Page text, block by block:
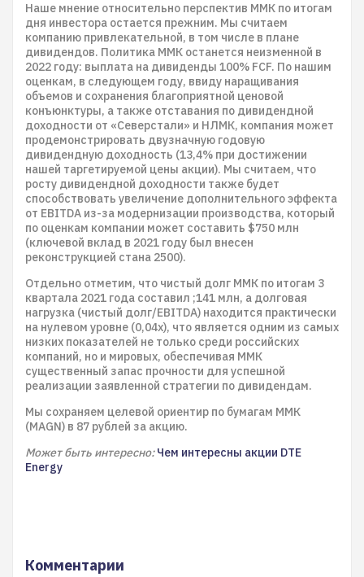
Наше мнение относительно перспектив ММК по итогам
дня инвестора остается прежним. Мы считаем
компанию привлекательной, в том числе в плане
дивидендов. Политика ММК останется неизменной в
2022 году: выплата на дивиденды 100% FCF. По нашим
оценкам, в следующем году, ввиду наращивания
объемов и сохранения благоприятной ценовой
конъюнктуры, а также отставания по дивидендной
доходности от «Северстали» и НЛМК, компания может
продемонстрировать двузначную годовую
дивидендную доходность (13,4% при достижении
нашей таргетируемой цены акции). Мы считаем, что
росту дивидендной доходности также будет
способствовать увеличение дополнительного эффекта
от EBITDA из-за модернизации производства, который
по оценкам компании может составить $750 млн
(ключевой вклад в 2021 году был внесен
реконструкцией стана 2500).
Отдельно отметим, что чистый долг ММК по итогам 3
квартала 2021 года составил ;141 млн, а долговая
нагрузка (чистый долг/EBITDA) находится практически
на нулевом уровне (0,04х), что является одним из самых
низких показателей не только среди российских
компаний, но и мировых, обеспечивая ММК
существенный запас прочности для успешной
реализации заявленной стратегии по дивидендам.
Мы сохраняем целевой ориентир по бумагам ММК
(MAGN) в 87 рублей за акцию.
Может быть интересно: Чем интересны акции DTE
Energy
Комментарии